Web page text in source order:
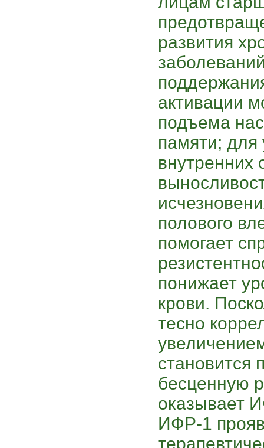
развития
активации
подъема
памяти; для
внутренних
полового
помогает
понижает
крови.
тесно
становится
бесценную
оказывает
ИФР-1